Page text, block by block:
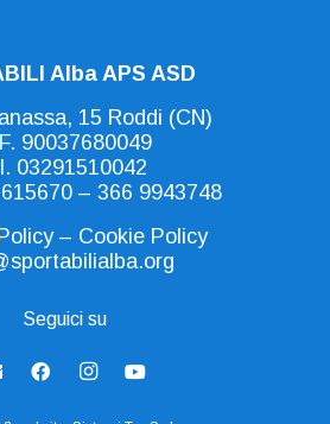
Alba APS ASD
15 Roddi (CN)
90037680049
03291510042
– 366 9943748
– Cookie Policy
Seguici su